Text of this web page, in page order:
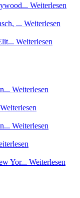
Weiterlesen
... Weiterlesen
Weiterlesen
Weiterlesen
Weiterlesen
Weiterlesen
Yor... Weiterlesen